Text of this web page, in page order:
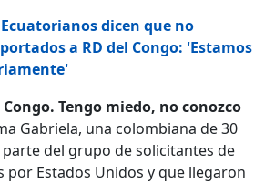
Ecuatorianos dicen que no
a RD del Congo: 'Estamos
Tengo miedo, no conozco
Gabriela, una colombiana de 30
del grupo de solicitantes de
por Estados Unidos y que llegaron